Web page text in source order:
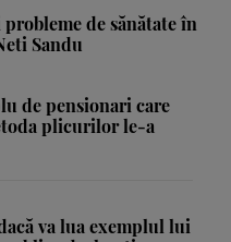
de sănătate în
Sandu
de pensionari care
plicurilor le-a
va lua exemplul lui